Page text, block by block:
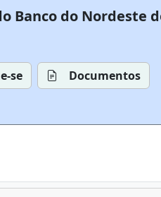
Banco do Nordeste
se
Documentos